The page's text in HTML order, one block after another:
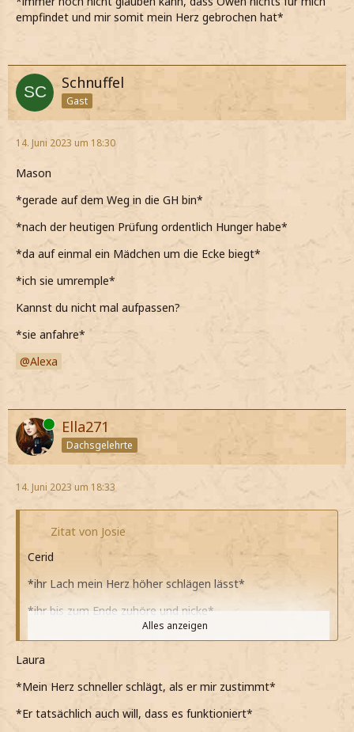
empfindet und mir somit mein Herz gebrochen hat*
Schnuffel
Gast
14. Juni 2023 um 18:30
Mason
*gerade auf dem Weg in die GH bin*
*nach der heutigen Prüfung ordentlich Hunger habe*
*da auf einmal ein Mädchen um die Ecke biegt*
*ich sie umremple*
Kannst du nicht mal aufpassen?
*sie anfahre*
Alexa
Online Ella271
Dachsgelehrte
14. Juni 2023 um 18:33
Zitat von Josie
Cerid
*ihr Lach mein Herz höher schlägen lässt*
*ihr bis zum Ende zuhöre und nicke*
Das hoffe ich auch.
*zustimmend sage*
Wegen dem Irgendwas wollte ich mit dir reden.
*zu ihr meine und schlucke*
Alles anzeigen
Laura
*Mein Herz schneller schlägt, als er mir zustimmt*
*Er tatsächlich auch will, dass es funktioniert*